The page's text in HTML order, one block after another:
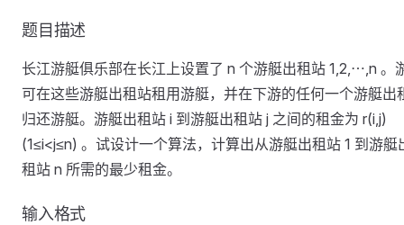
题目描述
长江游艇俱乐部在长江上设置了 n 个游艇出租站 1,2,⋯,n 。
可在这些游艇出租站租用游艇，并在下游的任何一个游艇出
归还游艇。游艇出租站 i 到游艇出租站 j 之间的租金为 r(i,j)
(1≤i<j≤n) 。试设计一个算法，计算出从游艇出租站 1 到游艇
租站 n 所需的最少租金。
输入格式